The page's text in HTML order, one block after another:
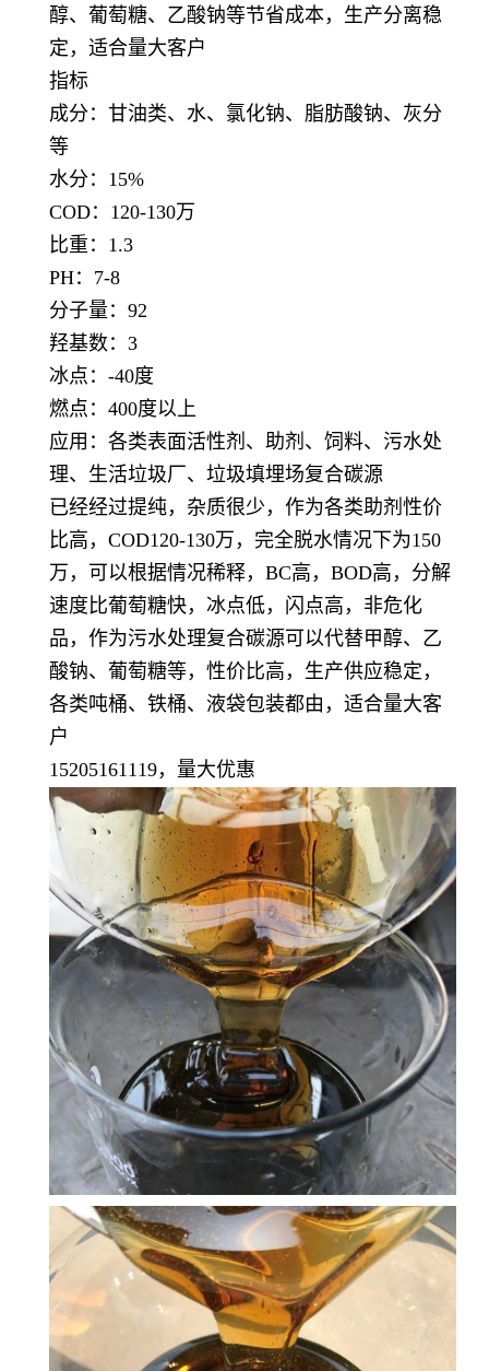
醇、葡萄糖、乙酸钠等节省成本，生产分离稳
定，适合量大客户
指标
成分：甘油类、水、氯化钠、脂肪酸钠、灰分
等
水分：15%
COD：120-130万
比重：1.3
PH：7-8
分子量：92
羟基数：3
冰点：-40度
燃点：400度以上
应用：各类表面活性剂、助剂、饲料、污水处
理、生活垃圾厂、垃圾填埋场复合碳源
已经经过提纯，杂质很少，作为各类助剂性价
比高，COD120-130万，完全脱水情况下为150
万，可以根据情况稀释，BC高，BOD高，分解
速度比葡萄糖快，冰点低，闪点高，非危化
品，作为污水处理复合碳源可以代替甲醇、乙
酸钠、葡萄糖等，性价比高，生产供应稳定，
各类吨桶、铁桶、液袋包装都由，适合量大客
户
15205161119，量大优惠